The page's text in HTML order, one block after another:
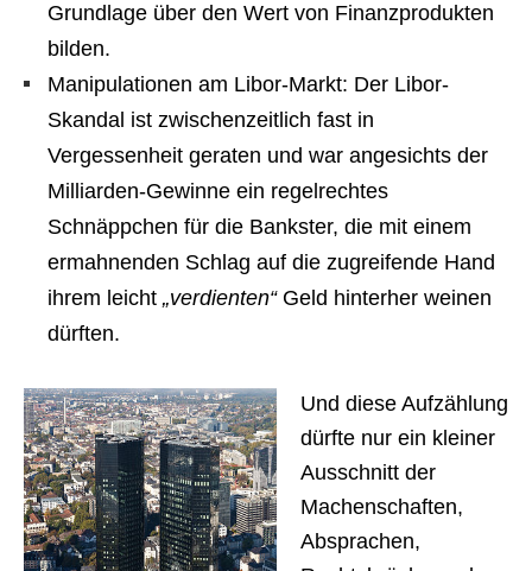
Grundlage über den Wert von Finanzprodukten
bilden.
Manipulationen am Libor-Markt: Der Libor-
Skandal ist zwischenzeitlich fast in
Vergessenheit geraten und war angesichts der
Milliarden-Gewinne ein regelrechtes
Schnäppchen für die Bankster, die mit einem
ermahnenden Schlag auf die zugreifende Hand
ihrem leicht „verdienten“Geld hinterher weinen
dürften.
Und diese Aufzählung
dürfte nur ein kleiner
Ausschnitt der
Machenschaften,
Absprachen,